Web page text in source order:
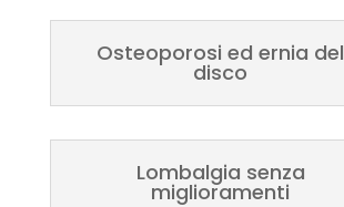
Osteoporosi ed ernia del
disco
Lombalgia senza
miglioramenti